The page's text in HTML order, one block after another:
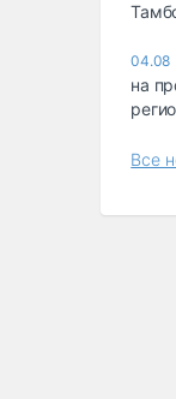
04.08
на
Все